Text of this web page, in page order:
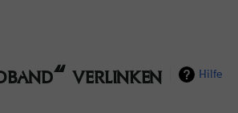
verlinken Hilfe